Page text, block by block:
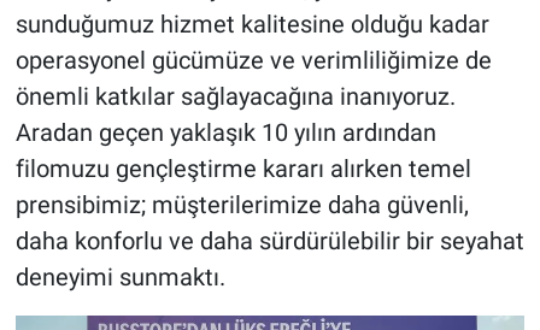
sunduğumuz hizmet kalitesine olduğu kadar
operasyonel gücümüze ve verimliliğimize de
önemli katkılar sağlayacağına inanıyoruz.
Aradan geçen yaklaşık 10 yılın ardından
filomuzu gençleştirme kararı alırken temel
prensibimiz; müşterilerimize daha güvenli,
daha konforlu ve daha sürdürülebilir bir seyahat
deneyimi sunmaktı.